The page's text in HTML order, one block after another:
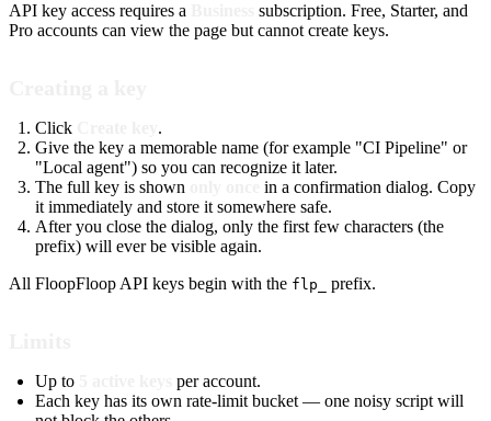
API key access requires a
subscription. Free, Starter, and
Pro accounts can view the page but cannot create keys.
Click
.
Give the key a memorable name (for example "CI Pipeline" or
"Local agent") so you can recognize it later.
The full key is shown
in a confirmation dialog. Copy
it immediately and store it somewhere safe.
After you close the dialog, only the first few characters (the
prefix) will ever be visible again.
All FloopFloop API keys begin with the flp_ prefix.
Up to
per account.
Each key has its own rate-limit bucket — one noisy script will